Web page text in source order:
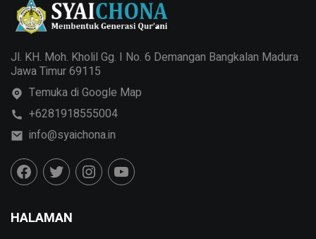
Jl. KH. Moh. Kholil Gg. I No. 6 Demangan Bangkalan Madura
Jawa Timur 69115
Temuka di Google Map
+6281918555004
info@syaichona.in
HALAMAN